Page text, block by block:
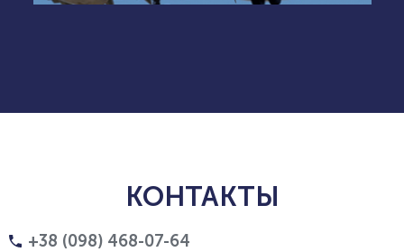
КОНТАКТЫ
+38 (098) 468-07-64